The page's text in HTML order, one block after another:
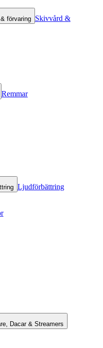
förvaring Skivvård &
Remmar
Ljudförbättring
Dacar & Streamers